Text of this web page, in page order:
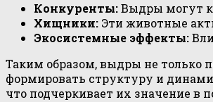
Конкуренты:Выдры могут
Хищники: Эти животные
Экосистемные эффекты:
Таким образом, выдры не только
формировать структуру и
что подчеркивает их значение в